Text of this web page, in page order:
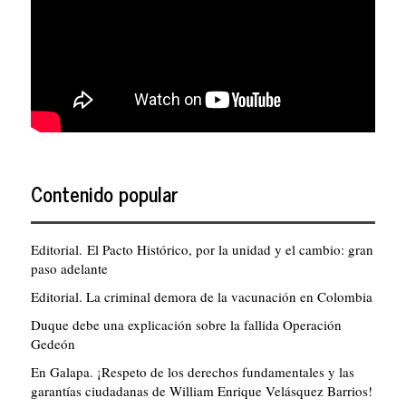
Contenido popular
Editorial. El Pacto Histórico, por la unidad y el cambio: gran
paso adelante
Editorial. La criminal demora de la vacunación en Colombia
Duque debe una explicación sobre la fallida Operación
Gedeón
En Galapa. ¡Respeto de los derechos fundamentales y las
garantías ciudadanas de William Enrique Velásquez Barrios!